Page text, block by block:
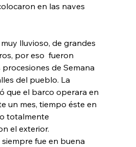
en las naves
lluvioso, de grandes
por eso  fueron
de Semana
del pueblo. La
que el barco operara en
un mes, tiempo éste en
totalmente
el exterior.
fue en buena